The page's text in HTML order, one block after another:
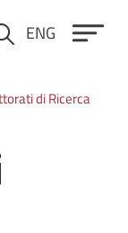
ENG
di Ricerca